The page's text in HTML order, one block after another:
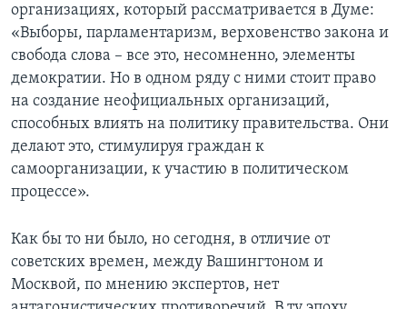
организациях, который рассматривается в Думе:
«Выборы, парламентаризм, верховенство закона и
свобода слова – все это, несомненно, элементы
демократии. Но в одном ряду с ними стоит право
на создание неофициальных организаций,
способных влиять на политику правительства. Они
делают это, стимулируя граждан к
самоорганизации, к участию в политическом
процессе».
Как бы то ни было, но сегодня, в отличие от
советских времен, между Вашингтоном и
Москвой, по мнению экспертов, нет